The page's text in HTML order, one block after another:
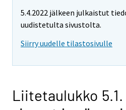
5.4.2022 jälkeen julkaistut
uudistetulta sivustolta.
Siirry uudelle tilastosivulle
Liitetaulukko